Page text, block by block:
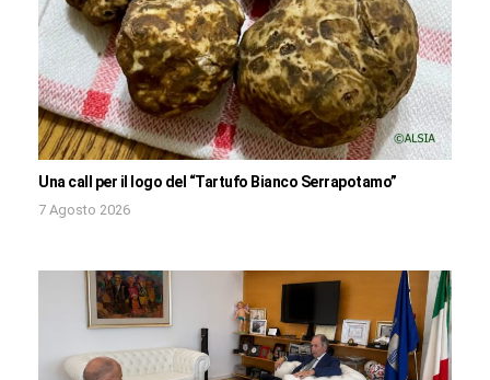
Una call per il logo del “Tartufo Bianco Serrapotamo”
7 Agosto 2026